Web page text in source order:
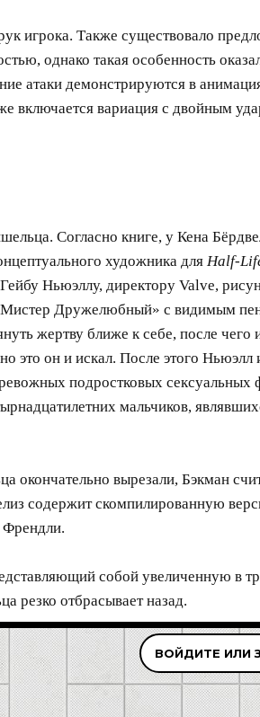
игрока. Также существовало
однако такая особенность
атаки демонстрируются в
включается вариация с двойным
Согласно книге, у Кена
художника для Half-
Ньюэллу, директору Valve,
Дружелюбный» с видимым
жертву ближе к себе, после чего
это он и искал. После этого
подростковых сексуальных
мальчиков,
окончательно вырезали, Бэкман
содержит скомпилированную
Френдли.
собой увеличенную в
резко отбрасывает назад.
ВОЙДИТЕ ИЛИ